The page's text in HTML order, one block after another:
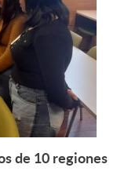
más +
de 10 regiones